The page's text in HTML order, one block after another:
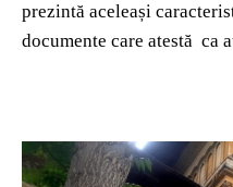
prezintă aceleași
documente care atestă ca